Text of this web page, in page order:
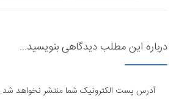
درباره این مطلب دیدگاهی بنویسید...
آدرس پست الکترونیک شما منتشر نخواهد شد.